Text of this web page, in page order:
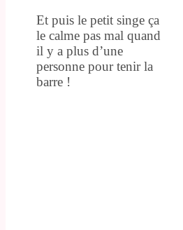
Et puis le petit singe ça
le calme pas mal quand
il y a plus d’une
personne pour tenir la
barre !